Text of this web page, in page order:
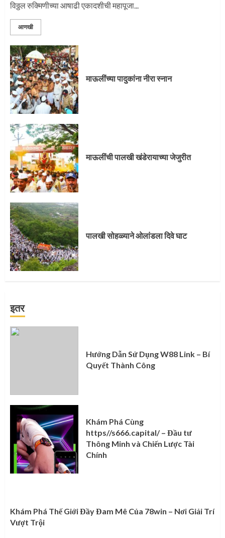
विठ्ठल रुक्मिणीच्या आषाढी एकादशीची महापूजा...
आणखी
माऊलींच्या पादुकांना नीरा स्नान
माऊलींची पालखी खंडेरायाच्या जेजुरीत
पालखी सोहळ्याने ओलांडला दिवे घाट
इतर
Hướng Dẫn Sử Dụng W88 Link – Bí
Quyết Thành Công
Khám Phá Cùng
https//s666.capital/ – Đầu tư
Thông Minh và Chiến Lược Tài
Chính
Khám Phá Thế Giới Đầy Đam Mê Của 78win – Nơi Giải Trí
Vượt Trội